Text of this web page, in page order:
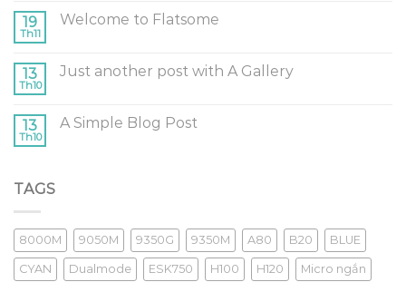
19
Th11
Welcome to Flatsome
13
Th10
Just another post with A Gallery
13
Th10
A Simple Blog Post
TAGS
8000M 9050M 9350G 9350M A80 B20 BLUE
CYAN Dualmode ESK750 H100 H120 Micro ngắn